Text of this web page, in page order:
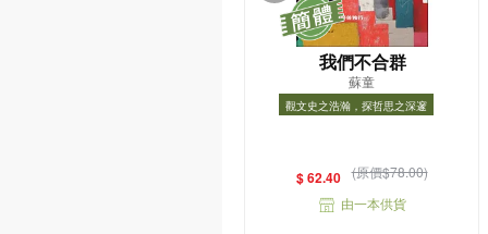
我們不合群
蘇童
觀文史之浩瀚，探哲思之深邃
$ 62.40 (原價$78.00)
由一本供貨